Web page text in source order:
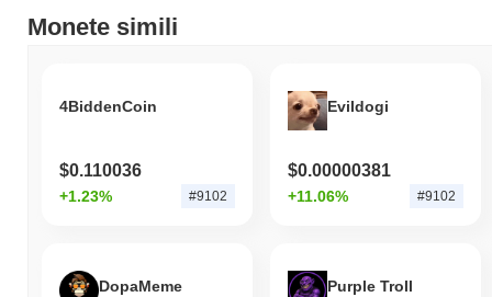
Monete simili
4BiddenCoin
$0.110036
+1.23% #9102
Evildogi
$0.00000381
+11.06% #9102
DopaMeme Purple Troll